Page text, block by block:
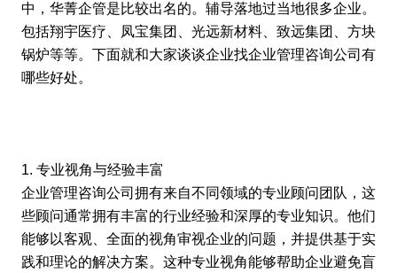
中，华菁企管是比较出名的。辅导落地过当地很多企业。
包括翔宇医疗、凤宝集团、光远新材料、致远集团、方块
锅炉等等。下面就和大家谈谈企业找企业管理咨询公司有
哪些好处。
1. 专业视角与经验丰富
企业管理咨询公司拥有来自不同领域的专业顾问团队，这
些顾问通常拥有丰富的行业经验和深厚的专业知识。他们
能够以客观、全面的视角审视企业的问题，并提供基于实
践和理论的解决方案。这种专业视角能够帮助企业避免盲